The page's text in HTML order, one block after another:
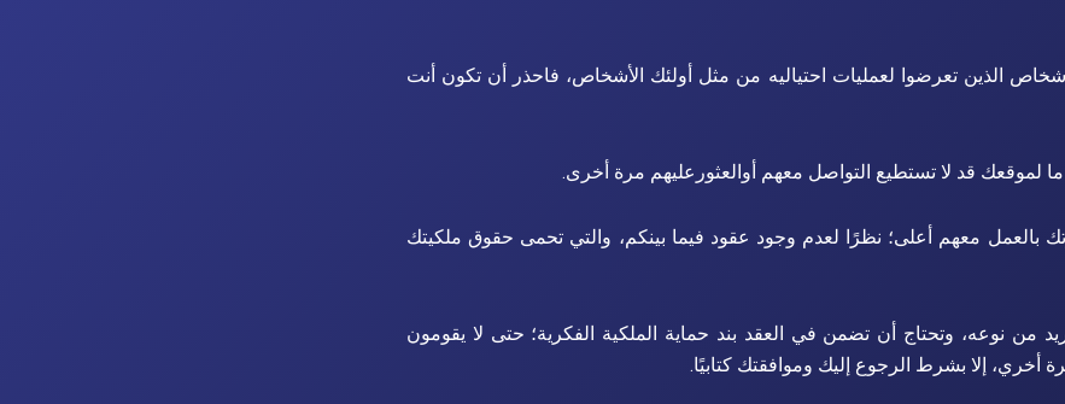
الذين تعرضوا لعمليات احتياليه من مثل أولئك الأشخاص، فاحذر أن تكون أنت
لموقعك قد لا تستطيع التواصل معهم أوالعثورعليهم مرة أخرى.
بالعمل معهم أعلى؛ نظرًا لعدم وجود عقود فيما بينكم، والتي تحمى حقوق ملكيتك
من نوعه، وتحتاج أن تضمن في العقد بند حماية الملكية الفكرية؛ حتى لا يقومون
أخري، إلا بشرط الرجوع إليك وموافقتك كتابيًا.